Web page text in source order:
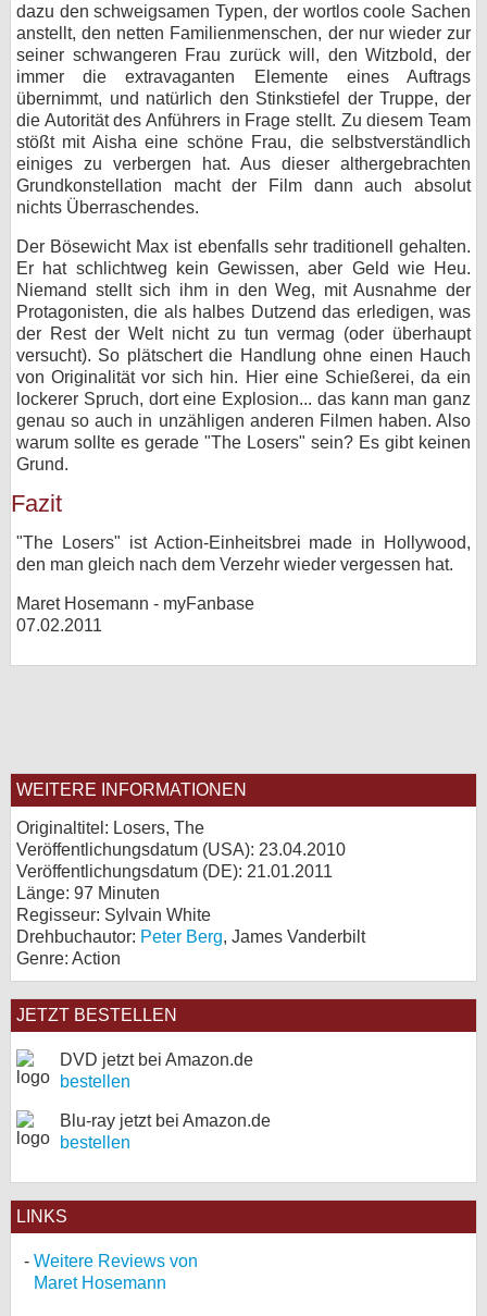
dazu den schweigsamen Typen, der wortlos coole Sachen
anstellt, den netten Familienmenschen, der nur wieder zur
seiner schwangeren Frau zurück will, den Witzbold, der
immer die extravaganten Elemente eines Auftrags
übernimmt, und natürlich den Stinkstiefel der Truppe, der
die Autorität des Anführers in Frage stellt. Zu diesem Team
stößt mit Aisha eine schöne Frau, die selbstverständlich
einiges zu verbergen hat. Aus dieser althergebrachten
Grundkonstellation macht der Film dann auch absolut
nichts Überraschendes.
Der Bösewicht Max ist ebenfalls sehr traditionell gehalten.
Er hat schlichtweg kein Gewissen, aber Geld wie Heu.
Niemand stellt sich ihm in den Weg, mit Ausnahme der
Protagonisten, die als halbes Dutzend das erledigen, was
der Rest der Welt nicht zu tun vermag (oder überhaupt
versucht). So plätschert die Handlung ohne einen Hauch
von Originalität vor sich hin. Hier eine Schießerei, da ein
lockerer Spruch, dort eine Explosion... das kann man ganz
genau so auch in unzähligen anderen Filmen haben. Also
warum sollte es gerade "The Losers" sein? Es gibt keinen
Grund.
Fazit
"The Losers" ist Action-Einheitsbrei made in Hollywood,
den man gleich nach dem Verzehr wieder vergessen hat.
Maret Hosemann - myFanbase
07.02.2011
WEITERE INFORMATIONEN
Originaltitel: Losers, The
Veröffentlichungsdatum (USA): 23.04.2010
Veröffentlichungsdatum (DE): 21.01.2011
Länge: 97 Minuten
Regisseur: Sylvain White
Drehbuchautor: Peter Berg, James Vanderbilt
Genre: Action
JETZT BESTELLEN
DVD jetzt bei Amazon.de
bestellen
Blu-ray jetzt bei Amazon.de
bestellen
LINKS
Weitere Reviews von
Maret Hosemann